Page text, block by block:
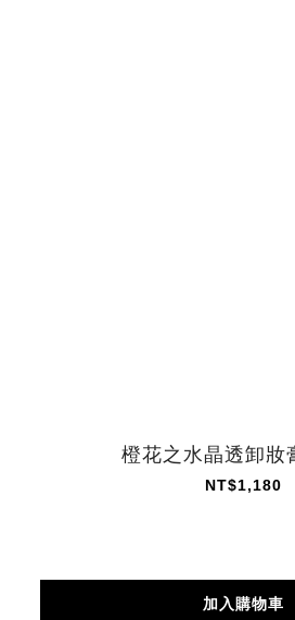
橙花之水晶透卸妝
NT$1,180
加入購物車